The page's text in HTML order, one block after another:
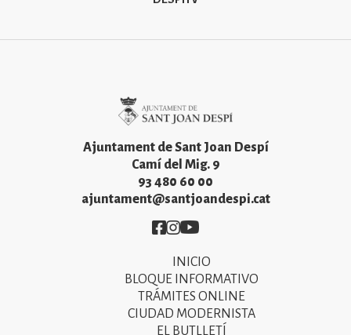
Ajuntament de Sant Joan Despí
Camí del Mig. 9
93 480 60 00
ajuntament@santjoandespi.cat
Imatge
Imatge
Imatge
INICIO
BLOQUE INFORMATIVO
TRÁMITES ONLINE
CIUDAD MODERNISTA
EL BUTLLETÍ